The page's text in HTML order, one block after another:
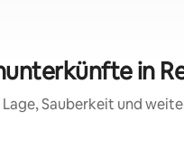
in
Sauberkeit und